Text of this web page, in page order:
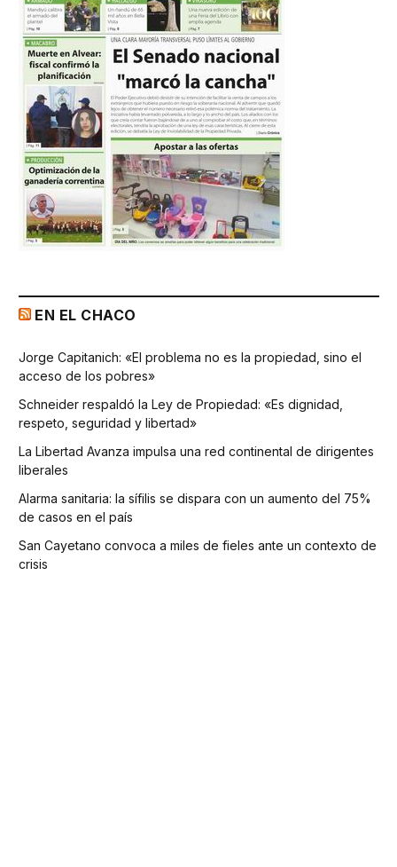
EN EL CHACO
Jorge Capitanich: «El problema no es la propiedad, sino el
acceso de los pobres»
Schneider respaldó la Ley de Propiedad: «Es dignidad,
respeto, seguridad y libertad»
La Libertad Avanza impulsa una red continental de dirigentes
liberales
Alarma sanitaria: la sífilis se dispara con un aumento del 75%
de casos en el país
San Cayetano convoca a miles de fieles ante un contexto de
crisis